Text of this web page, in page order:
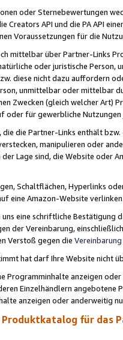
oder Sternebewertungen
Creators API und die PA API
Voraussetzungen für die
mittelbar über Partner-Links
oder juristische
diese nicht dazu auffordern
unmittelbar oder mittelbar
Zwecken (gleich welcher Art)
oder für gewerbliche
die die Partner-Links enthält
manipulieren oder
Lage sind, die Website oder
Schaltflächen, Hyperlinks
eine Amazon-Website
uns eine schriftliche
der Vereinbarung,
Verstoß gegen die Vereinbarung
hat darf Ihre Website nicht
Programminhalte anzeigen
Einzelhändlern
anzeigen oder anderweitig
Produktkatalog für das